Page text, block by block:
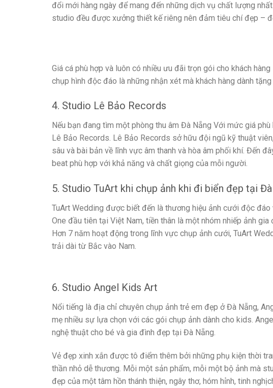
đổi mới hàng ngày để mang đến những dịch vụ chất lượng
studio đều được xưởng thiết kế riêng nên đảm tiêu chí đẹp –
Giá cá phù hợp và luôn có nhiều ưu đãi trọn gói cho khách
chụp hình độc đáo là những nhận xét mà khách hàng dành
4. Studio Lê Bảo Records
Nếu bạn đang tìm một phòng thu âm Đà Nẵng Với mức giá
Lê Bảo Records. Lê Bảo Records sở hữu đội ngũ kỹ thuật
sâu và bài bản về lĩnh vực âm thanh và hòa âm phối khí. Đến
beat phù hợp với khả năng và chất giọng của mỗi người.
5. Studio TuArt khi chụp ảnh khi đi biển đẹp tại
TuArt Wedding được biết đến là thương hiệu ảnh cưới độc
One đầu tiên tại Việt Nam, tiền thân là một nhóm nhiếp ảnh
Hơn 7 năm hoạt động trong lĩnh vực chụp ảnh cưới, TuArt
trải dài từ Bắc vào Nam.
6. Studio Angel Kids Art
Nổi tiếng là địa chỉ chuyên chụp ảnh trẻ em đẹp ở Đà Nẵng,
mẹ nhiều sự lựa chọn với các gói chụp ảnh dành cho kids.
nghệ thuật cho bé và gia đình đẹp tại Đà Nẵng.
Vẻ đẹp xinh xắn được tô điểm thêm bởi những phụ kiện thời
thần nhỏ dễ thương. Mỗi một sản phẩm, mỗi một bộ ảnh mà
đẹp của một tâm hồn thánh thiện, ngây thơ, hóm hỉnh, tinh